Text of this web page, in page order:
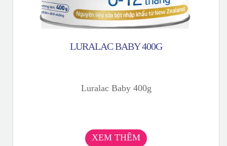
LURALAC BABY 400G
Luralac Baby 400g
XEM THÊM